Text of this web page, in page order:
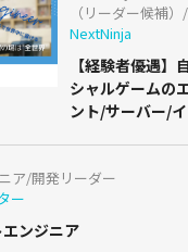
（リーダー候補
NextNinja
【経験者優遇】
シャルゲームの
ント/サーバー/
ア/開発リーダー
ー
ンジニア